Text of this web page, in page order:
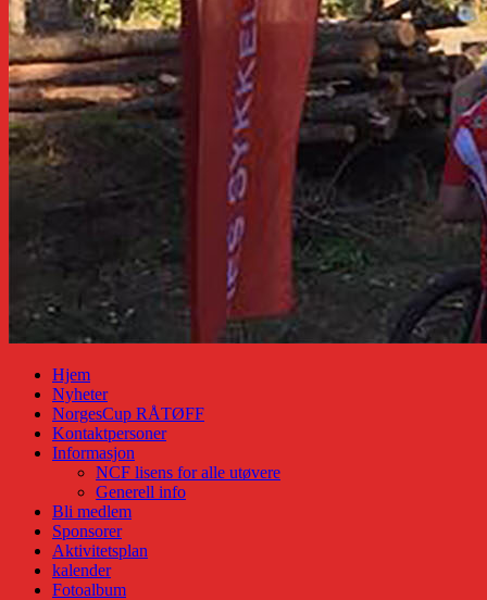
Hjem
Nyheter
NorgesCup RÅTØFF
Kontaktpersoner
Informasjon
NCF lisens for alle utøvere
Generell info
Bli medlem
Sponsorer
Aktivitetsplan
kalender
Fotoalbum